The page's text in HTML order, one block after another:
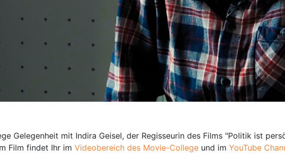
Gelegenheit mit Indira Geisel, der Regisseurin des Films "Politik ist
Film findet Ihr im Videobereich des Movie-College und im YouTube